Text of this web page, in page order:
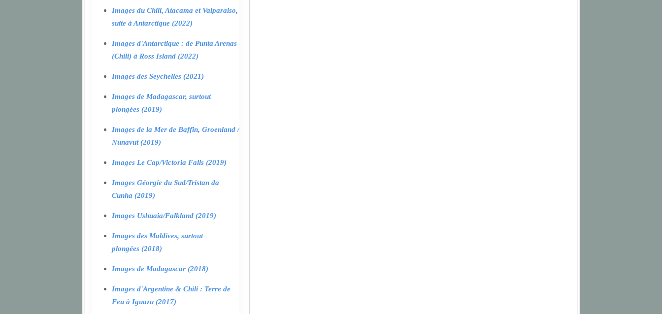
Images du Chili, Atacama et Valparaiso,
suite à Antarctique (2022)
Images d'Antarctique : de Punta Arenas
(Chili) à Ross Island (2022)
Images des Seychelles (2021)
Images de Madagascar, surtout
plongées (2019)
Images de la Mer de Baffin, Groenland /
Nunavut (2019)
Images Le Cap/Victoria Falls (2019)
Images Géorgie du Sud/Tristan da
Cunha (2019)
Images Ushuaia/Falkland (2019)
Images des Maldives, surtout
plongées (2018)
Images de Madagascar (2018)
Images d'Argentine & Chili : Terre de
Feu à Iguazu (2017)